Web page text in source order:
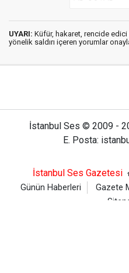
UYARI: Küfür, hakaret, rencide
yönelik saldırı içeren yorumlar
İstanbul Ses © 2009 -
E. Posta:
İstanbul Ses Gazetesi
Günün Haberleri
Gazete